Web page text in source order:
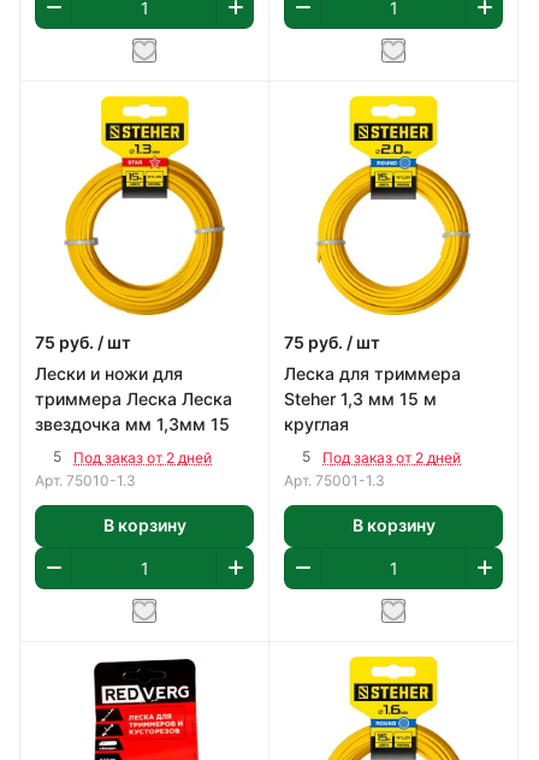
75 руб. / шт
Лески и ножи для
триммера Леска Леска
звездочка мм 1,3мм 15
5
Под заказ от 2 дней
Арт. 75010-1.3
В корзину
75 руб. / шт
Леска для триммера
Steher 1,3 мм 15 м
круглая
5
Под заказ от 2 дней
Арт. 75001-1.3
В корзину